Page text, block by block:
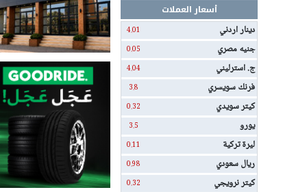
أسعار العملات
دينار اردني
4.01
جنيه مصري 0.05
ج. استرليني 4.04
فرنك سويسري 3.8
كيتر سويدي 0.32
يورو 3.5
ليرة تركية 0.11
ريال سعودي 0.98
كيتر نرويجي 0.32